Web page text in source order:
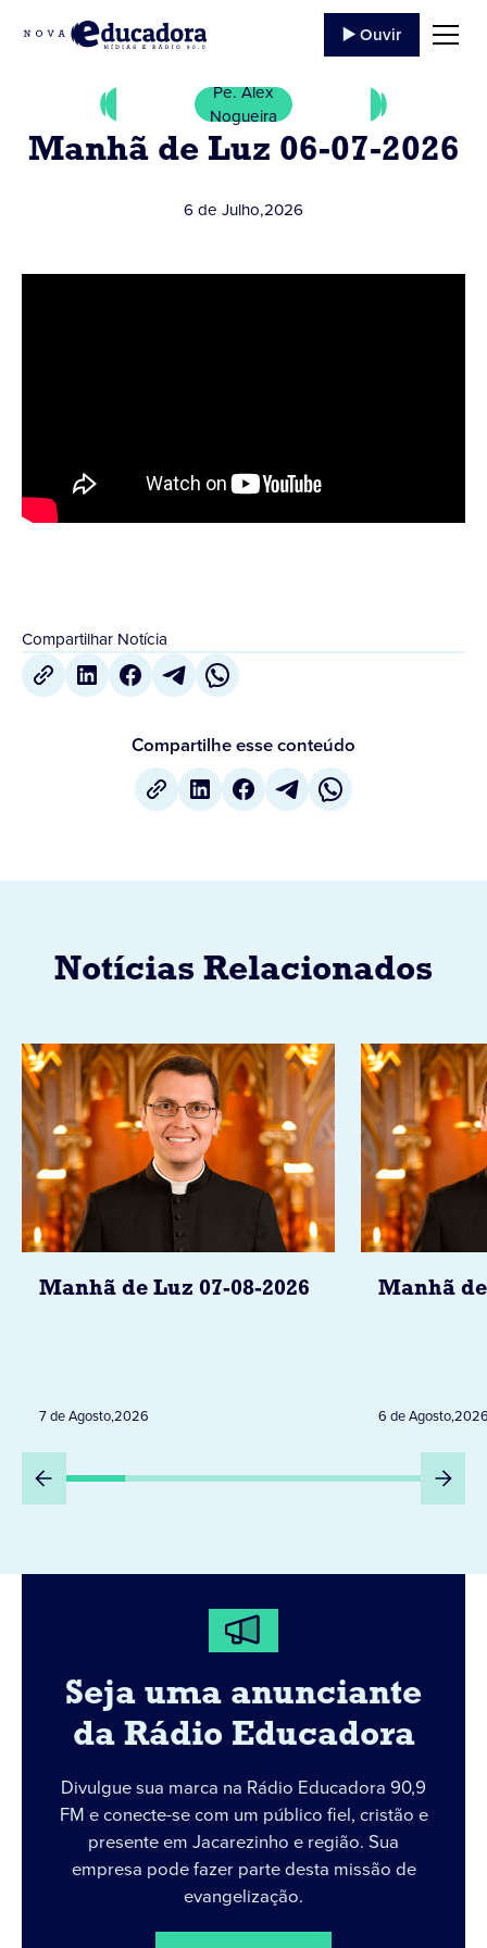
▶️ Ouvir
Pe. Alex
Nogueira
Manhã de Luz 06-07-2026
6 de Julho,2026
Compartilhar Notícia
Compartilhe esse conteúdo
Notícias Relacionados
Manhã de Luz 07-08-2026
7 de Agosto,2026
Manhã de
6 de Agosto,
Seja uma anunciante
da Rádio Educadora
Divulgue sua marca na Rádio Educadora 90,9
FM e conecte-se com um público fiel, cristão e
presente em Jacarezinho e região. Sua
empresa pode fazer parte desta missão de
evangelização.